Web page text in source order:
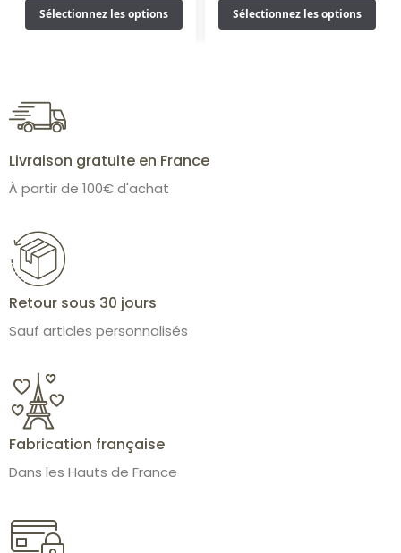
Sélectionnez les options Sélectionnez les options
Livraison gratuite en France
À partir de 100€ d'achat
Retour sous 30 jours
Sauf articles personnalisés
Fabrication française
Dans les Hauts de France